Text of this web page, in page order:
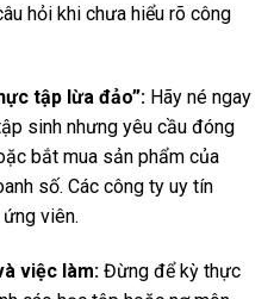
hỏi khi chưa hiểu rõ công
tập lừa đảo”:Hãy né ngay
sinh nhưng yêu cầu đóng
bắt mua sản phẩm của
số. Các công ty uy tín
viên.
việc làm:Đừng để kỳ thực